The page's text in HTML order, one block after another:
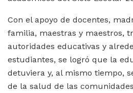
Con el apoyo de docentes,
familia, maestras y maestros,
autoridades educativas y
estudiantes, se logró que la
detuviera y, al mismo tiempo,
de la salud de las